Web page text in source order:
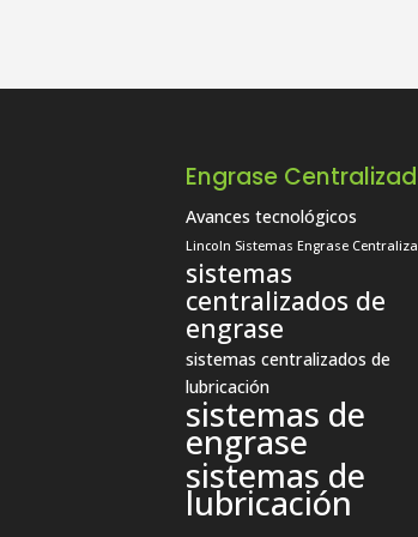
Engrase
Avances tecnológicos
Lincoln Sistemas Engrase
sistemas
centralizados de
engrase
sistemas centralizados de
lubricación
sistemas de
engrase
sistemas de
lubricación